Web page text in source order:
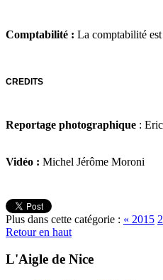
Comptabilité : La comptabilité
CREDITS
Reportage photographique :
Vidéo : Michel Jérôme Moroni
Plus dans cette catégorie : « 2015
Retour en haut
L'Aigle de Nice